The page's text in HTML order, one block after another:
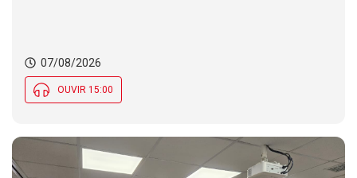
07/08/2026
OUVIR 15:00